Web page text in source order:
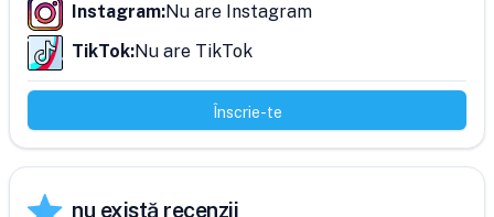
Instagram:Nu are Instagram
TikTok:Nu are TikTok
Înscrie-te
nu există recenzii